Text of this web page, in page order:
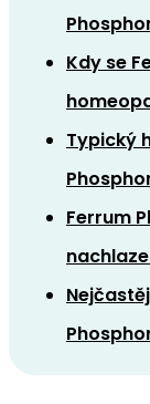
Kdy se
Typický
Ferrum